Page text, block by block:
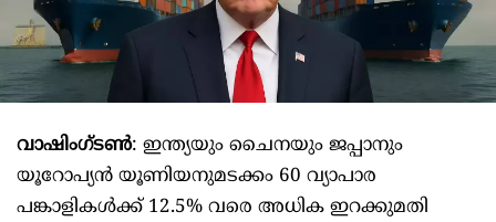
വാഷിംഗ്‌ടൺ: ഇന്ത്യയും ചൈനയും ജപ്പാനും
യൂറോപ്യൻ യൂണിയനുമടക്കം 60 വ്യാപാര
പങ്കാളികൾക്ക് 12.5% വരെ അധിക ഇറക്കുമതി